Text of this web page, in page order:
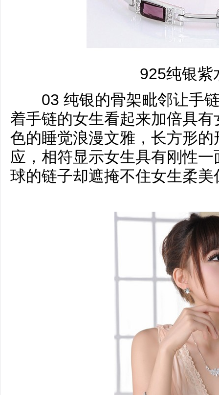
925纯银紫
03 纯银的骨架毗邻让手链
着手链的女生看起来加倍具
色的睡觉浪漫文雅，长方形
应，相符显示女生具有刚性
球的链子却遮掩不住女生柔美